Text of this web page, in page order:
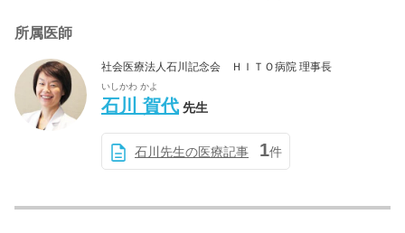
所属医師
社会医療法人石川記念会 ＨＩＴＯ病院 理事長
いしかわ かよ
石川 賀代 先生
石川先生の医療記事 1件